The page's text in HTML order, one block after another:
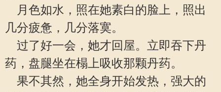
月色如水，照在她素白的脸上，照出
几分疲惫，几分落寞。
过了好一会，她才回屋。立即吞下丹
药，盘腿坐在榻上吸收那颗丹药。
果不其然，她全身开始发热，强大的